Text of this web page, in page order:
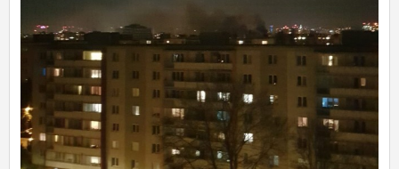
STATUSY
BLOGY
OBRÁZKY
ĽUDIA
MÔJ PROFIL